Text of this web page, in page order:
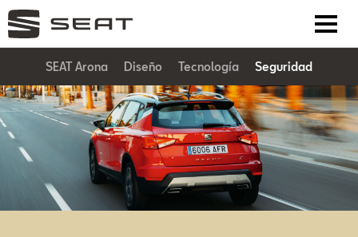
SEAT Arona Diseño Tecnología Seguridad